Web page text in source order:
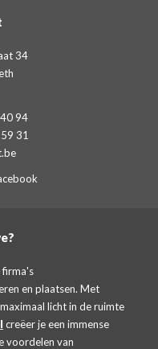
34
94
31
firma's
en plaatsen. Met
licht in de ruimte
creëer je een immense
voordelen van